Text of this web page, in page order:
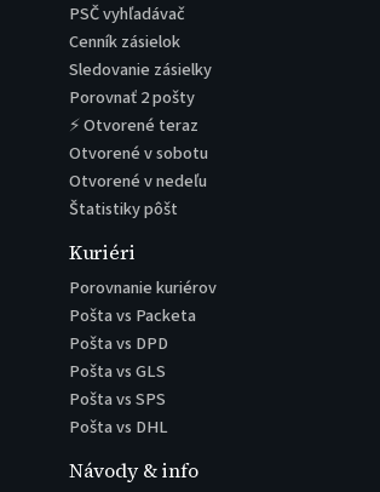
PSČ vyhľadávač
Cenník zásielok
Sledovanie zásielky
Porovnať 2 pošty
⚡ Otvorené teraz
Otvorené v sobotu
Otvorené v nedeľu
Štatistiky pôšt
Kuriéri
Porovnanie kuriérov
Pošta vs Packeta
Pošta vs DPD
Pošta vs GLS
Pošta vs SPS
Pošta vs DHL
Návody & info